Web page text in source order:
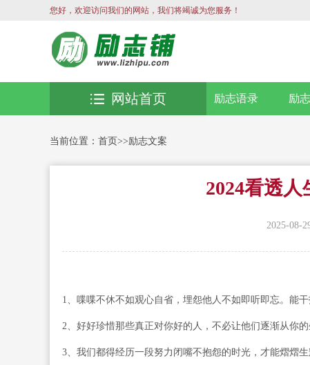
您好，欢迎访问我们的网站，我们将竭诚为您服务！
励志语录 励
网站首页
当前位置： 首页>>励志文案
2024看透
2025-08-
1、喋喋不休不如观心自省，埋怨他人不如即听即忘。能
2、好好珍惜那些真正对你好的人，不必让他们逐渐从你
3、我们都得经历一段努力闭嘴不抱怨的时光，才能熠熠